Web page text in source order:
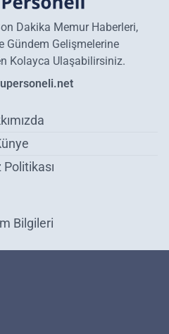
Dakika Memur Haberleri,
Gündem Gelişmelerine
Kolayca Ulaşabilirsiniz.
Politikası
Bilgileri